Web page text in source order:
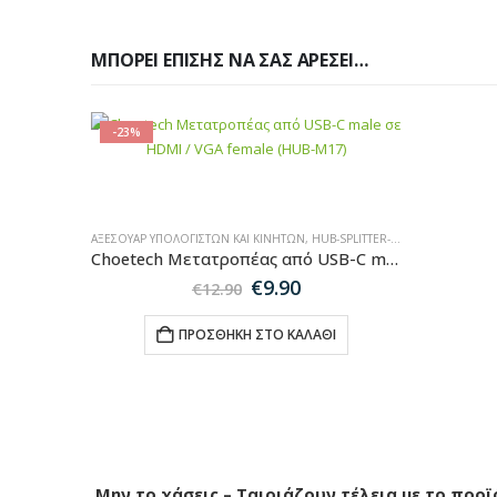
ΜΠΟΡΕΊ ΕΠΊΣΗΣ ΝΑ ΣΑΣ ΑΡΈΣΕΙ…
-23%
ΑΞΕΣΟΥΆΡ ΥΠΟΛΟΓΙΣΤΏΝ ΚΑΙ ΚΙΝΗΤΏΝ, HUB-SPLITTER-ADAPTER
Choetech Μετατροπέας από USB-C male σε HDMI / VGA female (HUB-M17)
€12.90 Original
was:
€12.90.
€9.90Η
τιμή
είναι:
ΠΡΟΣΘΉΚΗ ΣΤΟ ΚΑΛΆΘΙ